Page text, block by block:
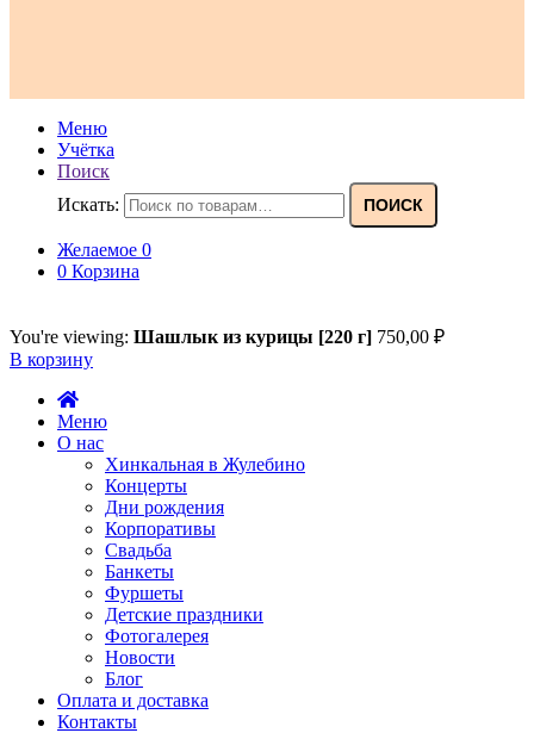
Меню
Учётка
Поиск
Искать:
ПОИСК
Желаемое 0
0 Корзина
You're viewing: Шашлык из курицы [220 г] 750,00 ₽
В корзину
Меню
О нас
Хинкальная в Жулебино
Концерты
Дни рождения
Корпоративы
Свадьба
Банкеты
Фуршеты
Детские праздники
Фотогалерея
Новости
Блог
Оплата и доставка
Контакты